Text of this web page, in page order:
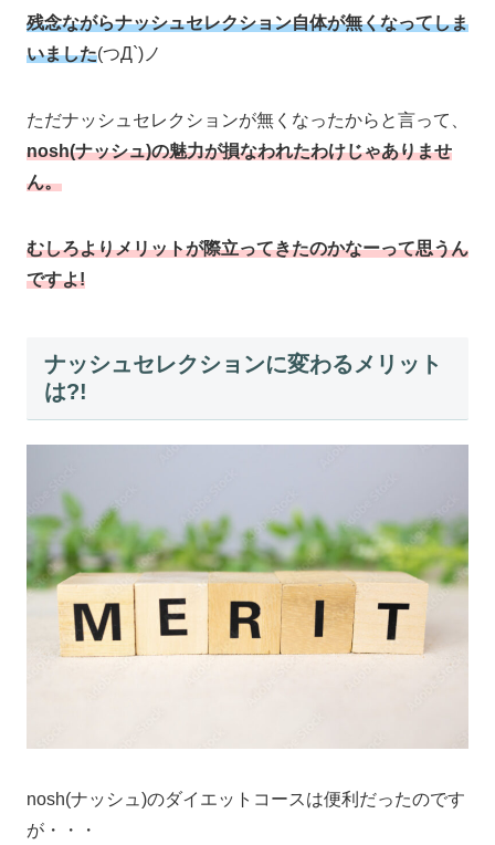
残念ながらナッシュセレクション自体が無くなってしま
いました(つД`)ノ
ただナッシュセレクションが無くなったからと言って、
nosh(ナッシュ)の魅力が損なわれたわけじゃありませ
ん。
むしろよりメリットが際立ってきたのかなーって思うん
ですよ!
ナッシュセレクションに変わるメリット
は?!
nosh(ナッシュ)のダイエットコースは便利だったのです
が・・・